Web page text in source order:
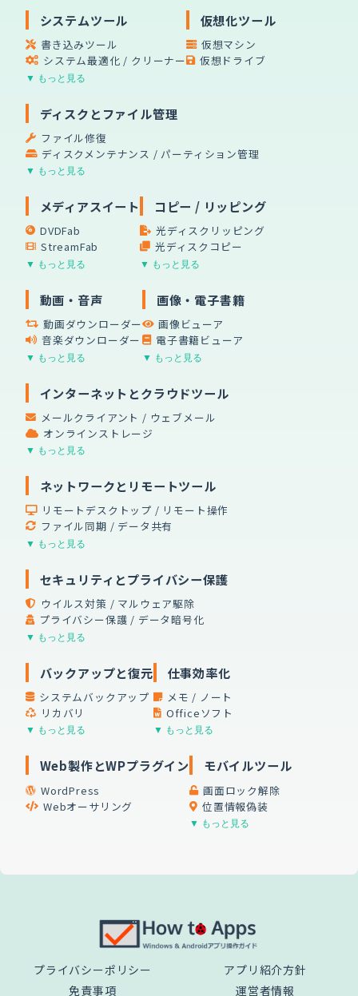
システムツール
書き込みツール
システム最適化 / クリーナー
▼ もっと見る
仮想化ツール
仮想マシン
仮想ドライブ
ディスクとファイル管理
ファイル修復
ディスクメンテナンス / パーティション管理
▼ もっと見る
メディアスイート
DVDFab
StreamFab
▼ もっと見る
コピー / リッピング
光ディスクリッピング
光ディスクコピー
▼ もっと見る
動画・音声
動画ダウンローダー
音楽ダウンローダー
▼ もっと見る
画像・電子書籍
画像ビューア
電子書籍ビューア
▼ もっと見る
インターネットとクラウドツール
メールクライアント / ウェブメール
オンラインストレージ
▼ もっと見る
ネットワークとリモートツール
リモートデスクトップ / リモート操作
ファイル同期 / データ共有
▼ もっと見る
セキュリティとプライバシー保護
ウイルス対策 / マルウェア駆除
プライバシー保護 / データ暗号化
▼ もっと見る
バックアップと復元
システムバックアップ
リカバリ
▼ もっと見る
仕事効率化
メモ / ノート
Officeソフト
▼ もっと見る
Web製作とWPプラグイン
WordPress
Webオーサリング
モバイルツール
画面ロック解除
位置情報偽装
▼ もっと見る
プライバシーポリシー
アプリ紹介方針
免責事項
運営者情報